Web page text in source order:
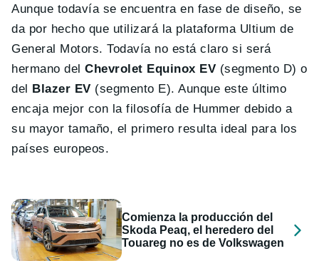
Aunque todavía se encuentra en fase de diseño, se
da por hecho que utilizará la plataforma Ultium de
General Motors. Todavía no está claro si será
hermano delChevrolet Equinox EV (segmento D) o
del Blazer EV (segmento E). Aunque este último
encaja mejor con la filosofía de Hummer debido a
su mayor tamaño, el primero resulta ideal para los
países europeos.
Comienza la producción del
Skoda Peaq, el heredero del
Touareg no es de Volkswagen